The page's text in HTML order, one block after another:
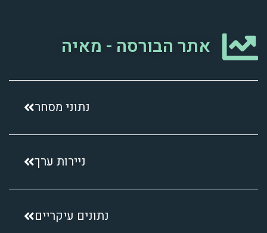
אתר הבורסה - מאיה
נתוני מסחר
ניירות ערך
נתונים עיקריים